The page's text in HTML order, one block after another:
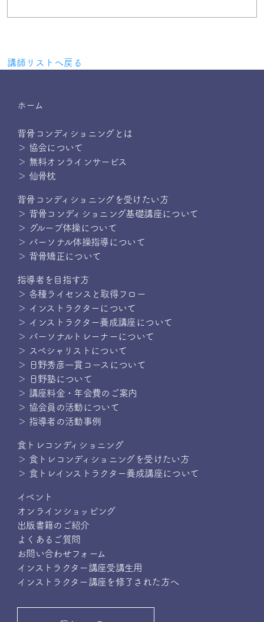
講師リストへ戻る
ホーム
背骨コンディショニングとは
＞ 協会について
＞ 無料オンラインサービス
＞ 仙骨枕
背骨コンディショニングを受けたい方
＞ 背骨コンディショニング基礎講座について
＞ グループ体操について
＞ パーソナル体操指導について
＞ 背骨矯正について
指導者を目指す方
＞ 各種ライセンスと取得フロー
＞ インストラクターについて
＞ インストラクター養成講座について
＞ パーソナルトレーナーについて
＞ スペシャリストについて
＞ 日野秀彦一貫コースについて
＞ 日野塾について
＞ 講座料金・年会費のご案内
＞ 協会員の活動について
＞ 指導者の活動事例
食トレコンディショニング
＞ 食トレコンディショニングを受けたい方
＞ 食トレインストラクター養成講座について
イベント
オンラインショッピング
出版書籍のご紹介
よくあるご質問
お問い合わせフォーム
インストラクター講座受講生用
インストラクター講座を修了された方へ